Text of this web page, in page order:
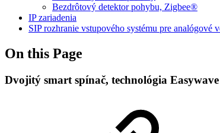
Bezdrôtový detektor pohybu, Zigbee®
IP zariadenia
SIP rozhranie vstupového systému pre analógové
On this Page
Dvojitý smart spínač, technológia